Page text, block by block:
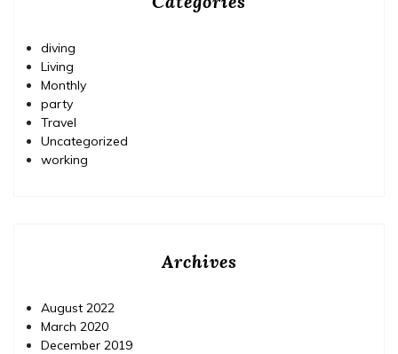
diving
Living
Monthly
party
Travel
Uncategorized
working
Archives
August 2022
March 2020
December 2019